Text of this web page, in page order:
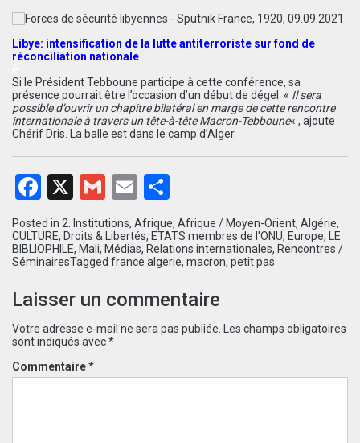
Libye: intensification de la lutte antiterroriste sur fond de
réconciliation nationale
Si le Président Tebboune participe à cette conférence, sa
présence pourrait être l’occasion d’un début de dégel. « Il sera
possible d’ouvrir un chapitre bilatéral en marge de cette rencontre
internationale à travers un tête-à-tête Macron-Tebboune« , ajoute
Chérif Dris. La balle est dans le camp d’Alger.
Facebook
X Gmail
Email
Posted in 2. Institutions, Afrique, Afrique / Moyen-Orient, Algérie,
CULTURE, Droits & Libertés, ETATS membres de l'ONU, Europe,
LE
BIBLIOPHILE, Mali, Médias, Relations internationales, Rencontres /
SéminairesTagged france algerie, macron, petit pas
Laisser un commentaire
Votre adresse e-mail ne sera pas publiée.
Les champs obligatoires
sont indiqués avec*
Commentaire*